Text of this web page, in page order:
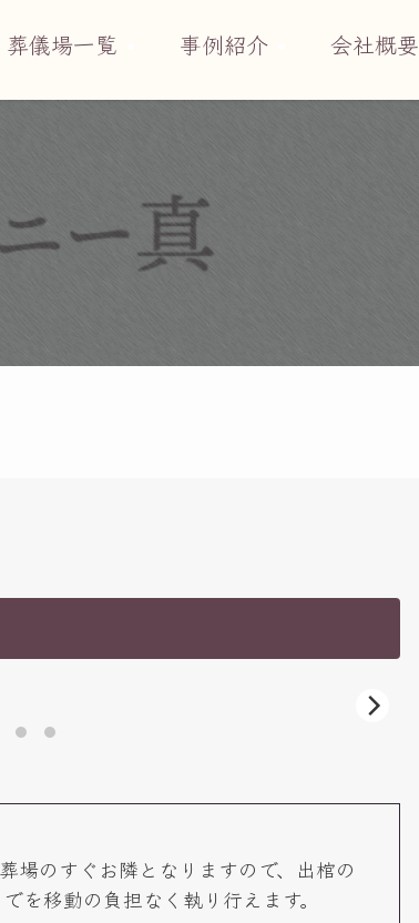
葬儀場一覧 事例紹介 会社概要
場のすぐお隣となりますので、出棺の
を移動の負担なく執り行えます。